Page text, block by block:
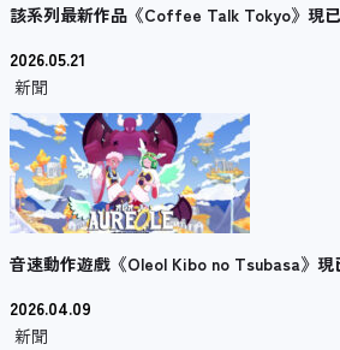
該系列最新作品《Coffee Talk Tokyo》現
2026.05.21
新聞
音速動作遊戲《Oleol Kibo no Tsubasa》
2026.04.09
新聞